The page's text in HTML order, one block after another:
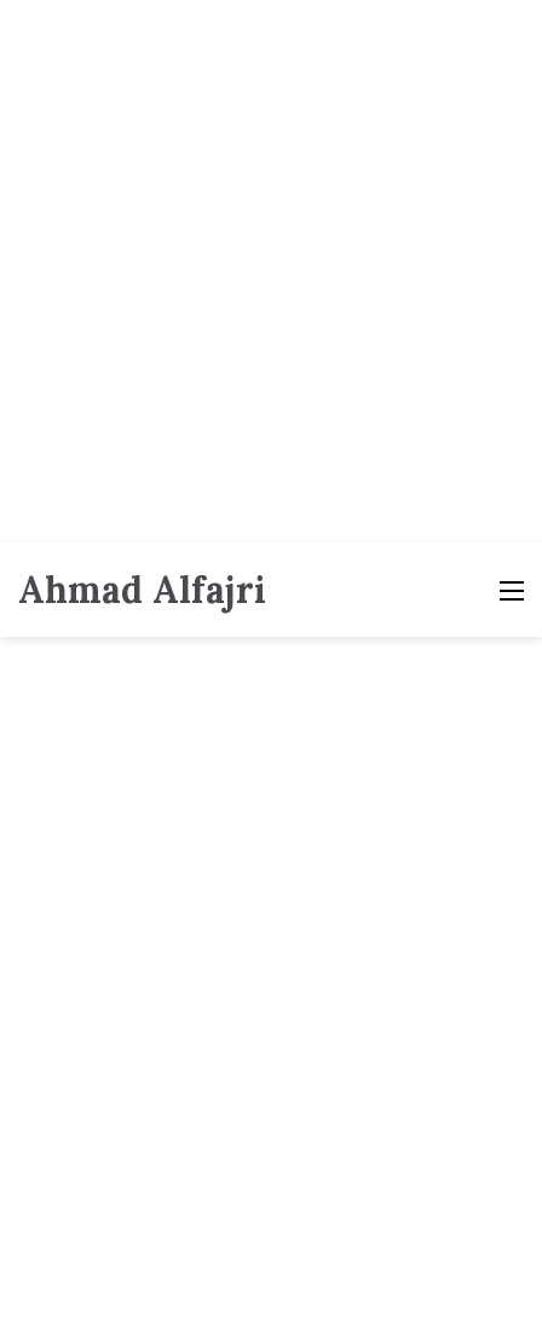
Ahmad Alfajri